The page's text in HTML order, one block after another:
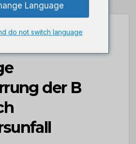
30-
der B
Language
do not switch language